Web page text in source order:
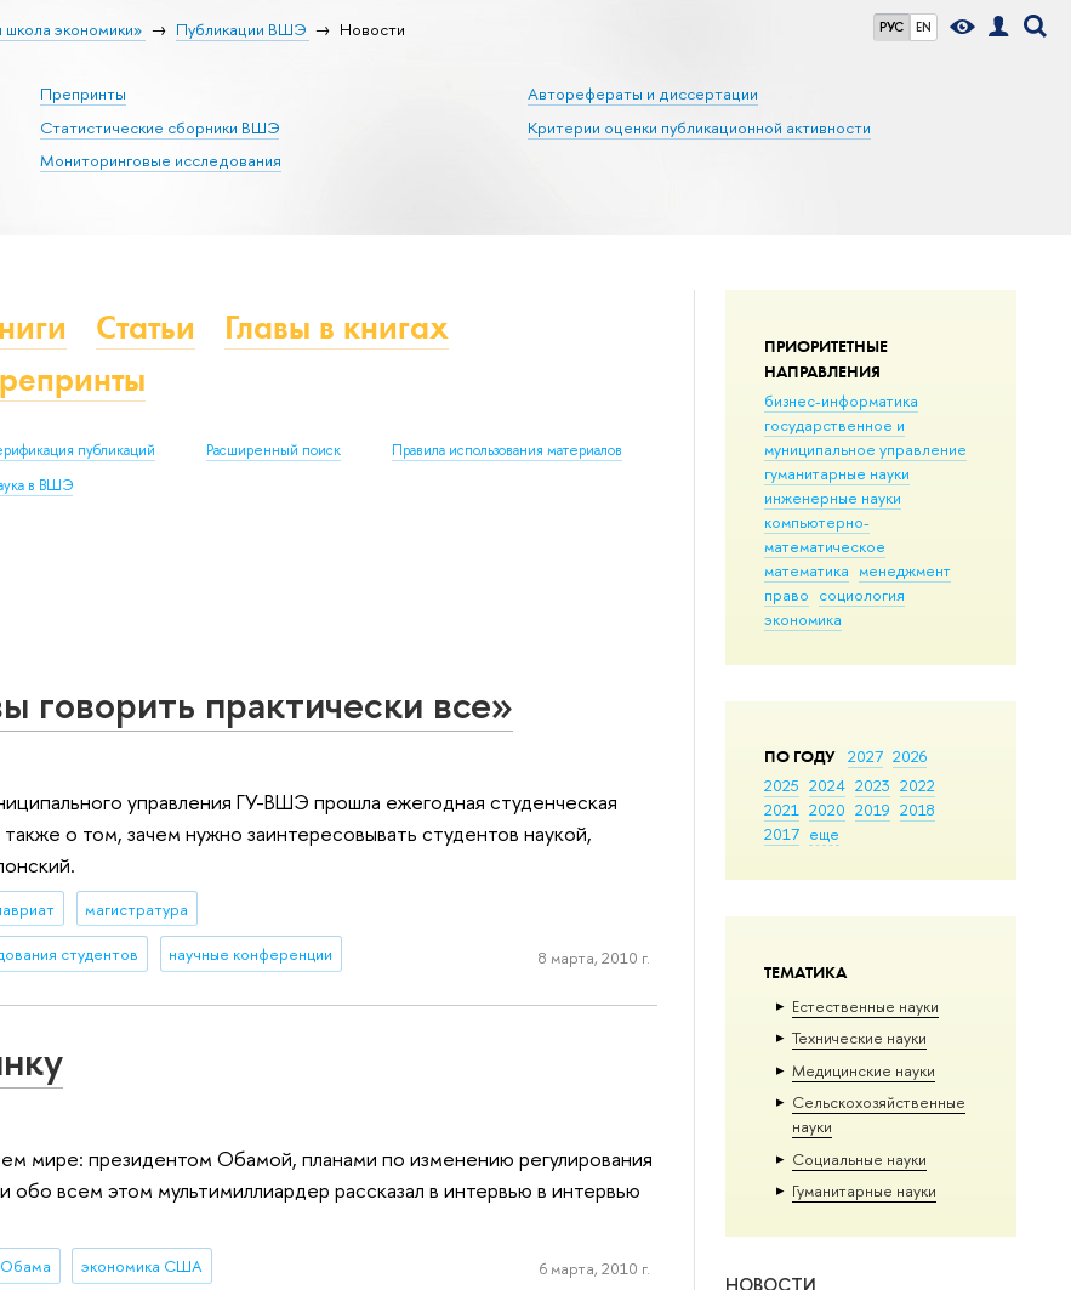
РУС EN
экономики» Публикации ВШЭ Новости
Препринты
Статистические сборники ВШЭ
Мониторинговые исследования
Авторефераты и диссертации
Критерии оценки публикационной активности
ПРИОРИТЕТНЫЕ
НАПРАВЛЕНИЯ
бизнес-информатика
государственное и
муниципальное управление
гуманитарные науки
инженерные науки
компьютерно-
математическое
математика менеджмент
право социология
экономика
ПО ГОДУ 2027 2026
2025 2024 2023 2022
2021 2020 2019 2018
2017 еще
ТЕМАТИКА
Естественные науки
Тех­ничес­кие науки
Медицинские науки
Сельскохозяйственные
науки
Социальные науки
Гуманитарные науки
НОВОСТИ
Статьи
Главы в книгах
публикаций Расширенный поиск
Правила использования материалов
в ВШЭ
говорить практически все»
управления ГУ-ВШЭ прошла ежегодная студенческая
о том, зачем нужно заинтересовывать студентов наукой,
магистратура
студентов научные конференции 8 марта, 2010 г.
мире: президентом Обамой, планами по изменению регулирования
всем этом мультимиллиардер рассказал в интервью в интервью
экономика США 6 марта, 2010 г.